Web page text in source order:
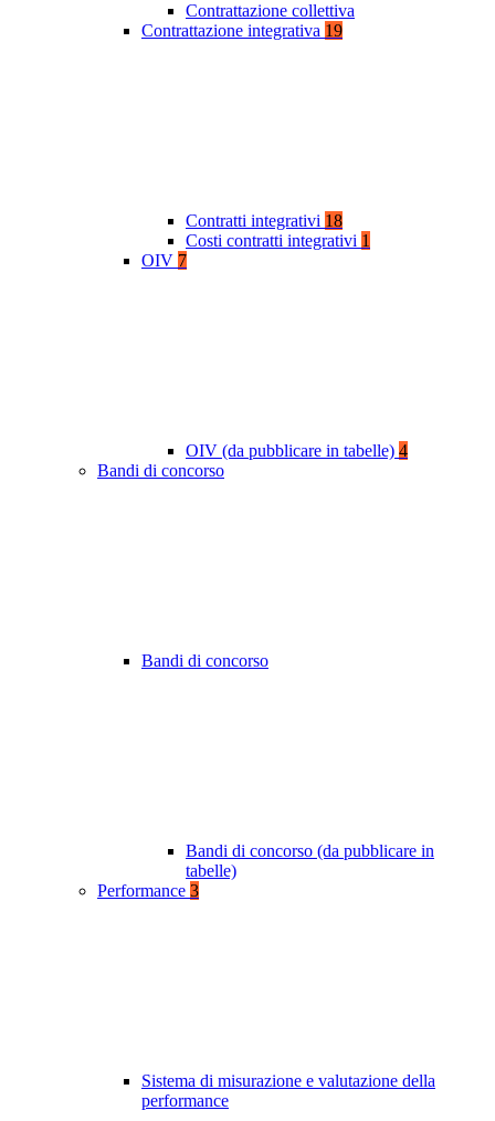
Contrattazione collettiva
Contrattazione integrativa 19
Contratti integrativi 18
Costi contratti integrativi 1
OIV 7
OIV (da pubblicare in tabelle) 4
Bandi di concorso
Bandi di concorso
Bandi di concorso (da pubblicare in
tabelle)
Performance 3
Sistema di misurazione e valutazione della
performance